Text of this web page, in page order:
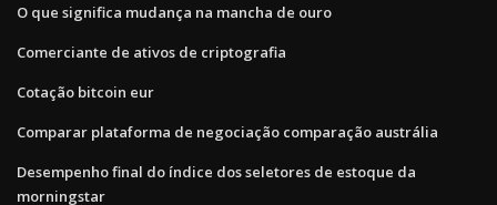
O que significa mudança na mancha de ouro
Comerciante de ativos de criptografia
Cotação bitcoin eur
Comparar plataforma de negociação comparação austrália
Desempenho final do índice dos seletores de estoque da
morningstar